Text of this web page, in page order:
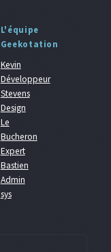
L'équipe
Geekotation
Kevin
Développeur
Stevens
Design
Le
Bucheron
Expert
Bastien
Admin
sys